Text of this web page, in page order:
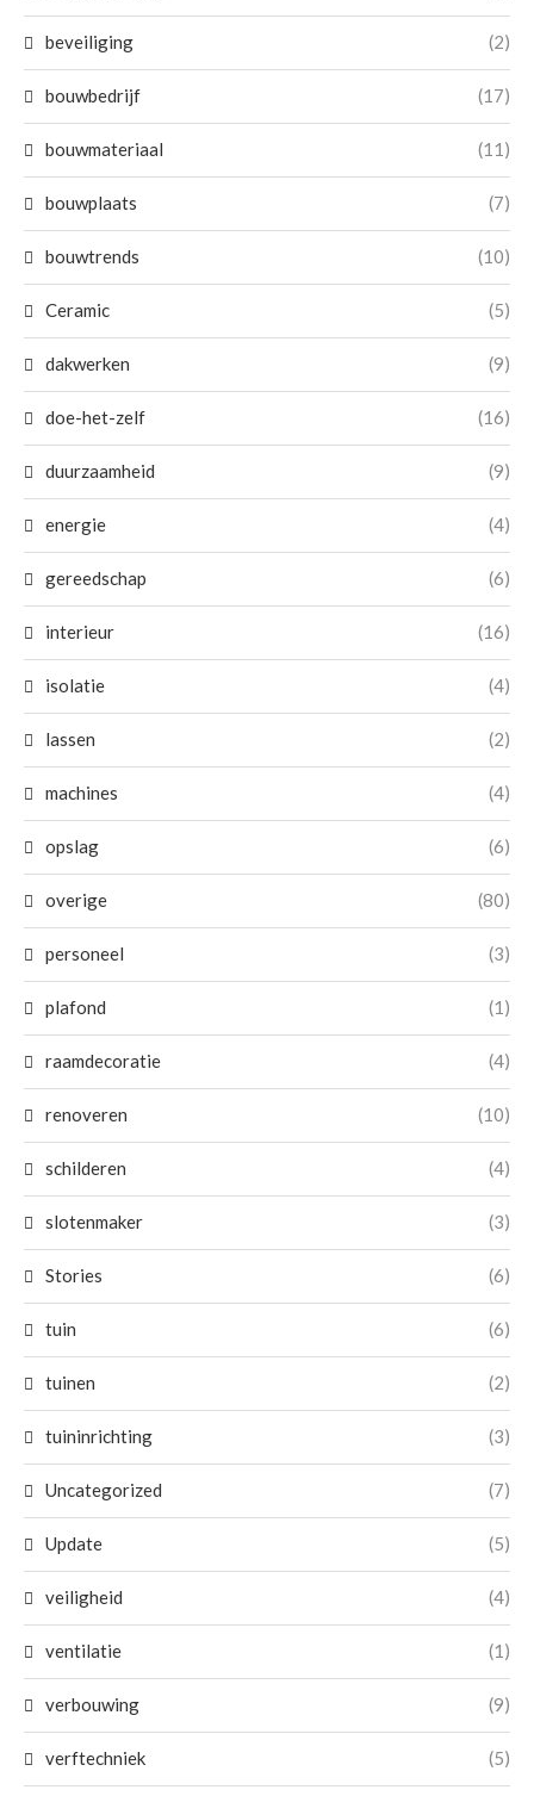
beveiliging (2)
bouwbedrijf (17)
bouwmateriaal (11)
bouwplaats (7)
bouwtrends (10)
Ceramic (5)
dakwerken (9)
doe-het-zelf (16)
duurzaamheid (9)
energie (4)
gereedschap (6)
interieur (16)
isolatie (4)
lassen (2)
machines (4)
opslag (6)
overige (80)
personeel (3)
plafond (1)
raamdecoratie (4)
renoveren (10)
schilderen (4)
slotenmaker (3)
Stories (6)
tuin (6)
tuinen (2)
tuininrichting (3)
Uncategorized (7)
Update (5)
veiligheid (4)
ventilatie (1)
verbouwing (9)
verftechniek (5)